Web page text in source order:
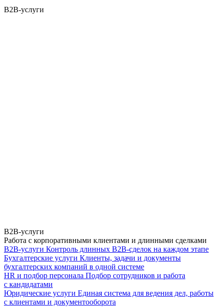
B2B-услуги
B2B-услуги
Работа с корпоративными клиентами и длинными сделками
B2B-услуги Контроль длинных B2B-сделок на каждом этапе
Бухгалтерские услуги Клиенты, задачи и документы
бухгалтерских компаний в одной системе
HR и подбор персонала Подбор сотрудников и работа
с кандидатами
Юридические услуги Единая система для ведения дел, работы
с клиентами и документооборота